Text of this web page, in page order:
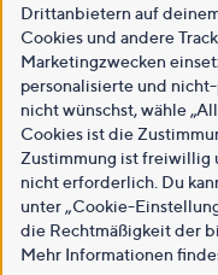
Drittanbietern auf
Cookies und andere
Marketingzwecken
personalisierte und
nicht wünschst, wähle
Cookies ist die
Zustimmung ist freiwillig
nicht erforderlich. Du
unter „Cookie-
die Rechtmäßigkeit der
Mehr Informationen